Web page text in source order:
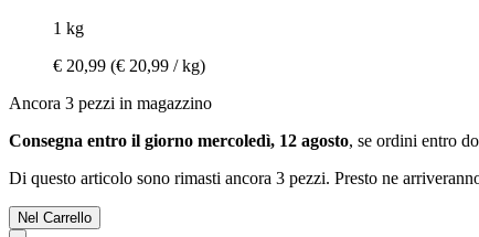
1 kg
€ 20,99 (€ 20,99 / kg)
Ancora 3 pezzi in magazzino
Consegna entro il giorno mercoledì, 12 agosto, se ordini entro
Di questo articolo sono rimasti ancora 3 pezzi. Presto ne
Nel Carrello